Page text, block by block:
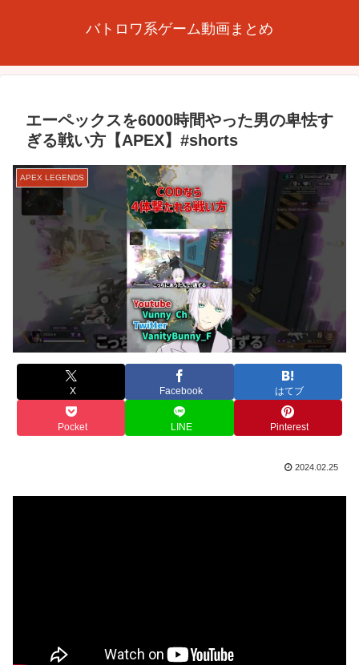
バトロワ系ゲーム動画まとめ
エーペックスを6000時間やった男の卑怯す
ぎる戦い方【APEX】#shorts
APEX LEGENDS
X Facebook はてブ
Pocket LINE Pinterest
2024.02.25